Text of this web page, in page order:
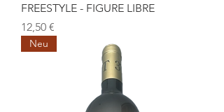
FREESTYLE - FIGURE LIBRE
Preis
12,50 €
Neu